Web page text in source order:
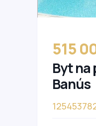
515
Byt na
Banús